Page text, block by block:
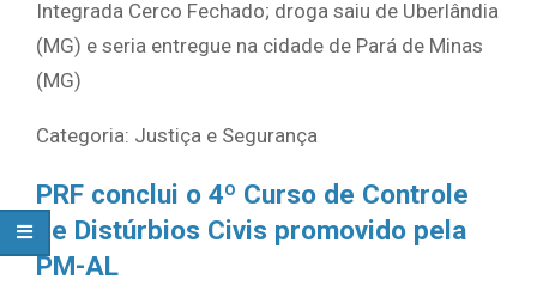
Integrada Cerco Fechado; droga saiu de Uberlândia
(MG) e seria entregue na cidade de Pará de Minas
(MG)
Categoria: Justiça e Segurança
PRF conclui o 4º Curso de Controle
de Distúrbios Civis promovido pela
PM-AL